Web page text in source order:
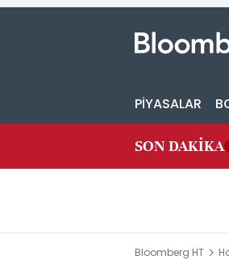
PİYASALAR
SON DAKİKA
Bloomberg HT